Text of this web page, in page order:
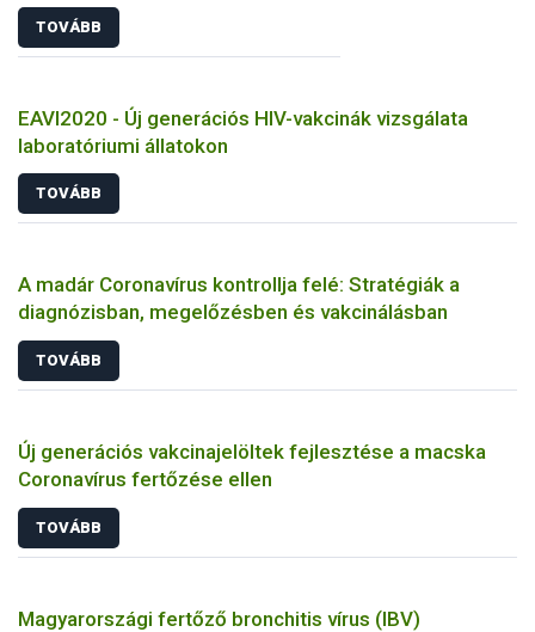
TOVÁBB
EAVI2020 - Új generációs HIV-vakcinák vizsgálata
laboratóriumi állatokon
TOVÁBB
A madár Coronavírus kontrollja felé: Stratégiák a
diagnózisban, megelőzésben és vakcinálásban
TOVÁBB
Új generációs vakcinajelöltek fejlesztése a macska
Coronavírus fertőzése ellen
TOVÁBB
Magyarországi fertőző bronchitis vírus (IBV)